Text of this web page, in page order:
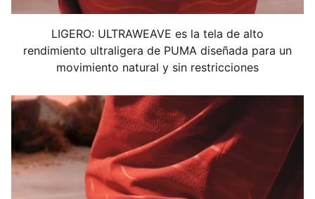
Cuello: Cuello en V
Mangas cortas
Paneles de malla para ventilación
Detalles de la marca del equipo y PUMA
LIGERO: ULTRAWEAVE es la tela de alto
rendimiento ultraligera de PUMA diseñada para un
movimiento natural y sin restricciones